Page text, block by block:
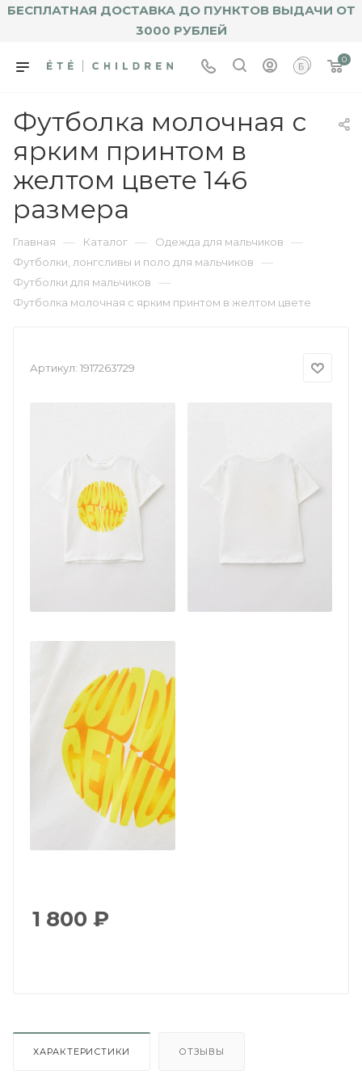
БЕСПЛАТНАЯ ДОСТАВКА ДО ПУНКТОВ ВЫДАЧИ ОТ
3000 РУБЛЕЙ
0
Футболка молочная с
ярким принтом в
желтом цвете 146
размера
Главная — Каталог — Одежда для мальчиков —
Футболки, лонгсливы и поло для мальчиков —
Футболки для мальчиков —
Футболка молочная с ярким принтом в желтом цвете
Артикул: 1917263729
1 800 ₽
ХАРАКТЕРИСТИКИ ОТЗЫВЫ